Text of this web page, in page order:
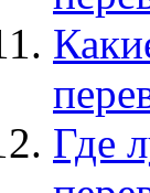
Где